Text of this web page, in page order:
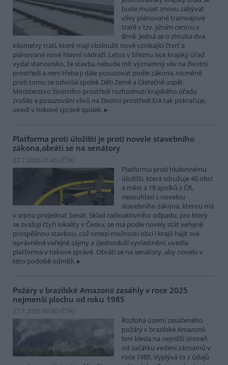
bude muset znovu zabývat
vlivy plánované tramvajové
tratě v tzv. jižním centru v
Brně. Jedná se o zhruba dva
kilometry tratí, které mají obsloužit nově vznikající čtvrť a
plánované nové hlavní nádraží. Letos v březnu sice krajský úřad
vydal stanovisko, že stavba nebude mít významný vliv na životní
prostředí a není třeba ji dále posuzovat podle zákona, nicméně
proti tomu se odvolal spolek Děti Země a částečně uspěl.
Ministerstvo životního prostředí rozhodnutí krajského úřadu
zrušilo a posuzování vlivů na životní prostředí EIA tak pokračuje,
uvedl v tiskové zprávě spolek.
Platforma proti úložišti je proti novele stavebního
zákona,obrátí se na senátory
27.7.2026 01:45 (ČTK)
Platforma proti hlubinnému
úložišti, která sdružuje 40 obcí
a měst a 18 spolků z ČR,
nesouhlasí s novelou
stavebního zákona, kterou má
v srpnu projednat Senát. Sklad radioaktivního odpadu, pro který
se zvažují čtyři lokality v Česku, se má podle novely stát veřejně
prospěšnou stavbou, což omezí možnosti obcí i krajů hájit své
oprávněné veřejné zájmy a zjednoduší vyvlastnění, uvedla
platforma v tiskové zprávě. Obrátí se na senátory, aby novelu v
této podobě odmítli.
Požáry v brazilské Amazonii zasáhly v roce 2025
nejmenší plochu od roku 1985
27.7.2026 00:50 (ČTK)
Rozloha území zasaženého
požáry v brazilské Amazonii
loni klesla na nejnižší úroveň
od začátku vedení záznamů v
roce 1985. Vyplývá to z údajů